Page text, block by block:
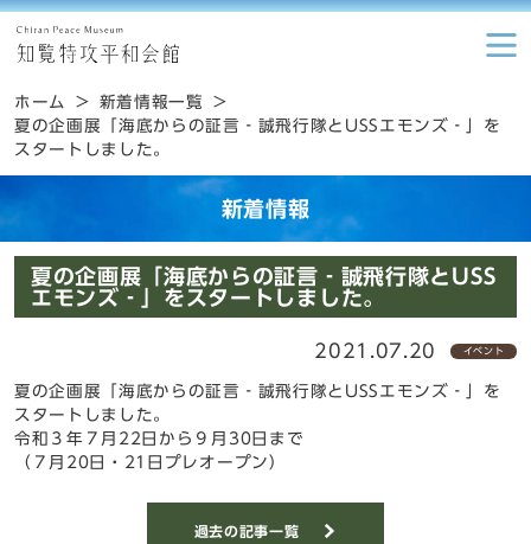
ホーム
新着情報一覧
夏の企画展「海底からの証言‐誠飛行隊とUSSエモンズ‐」を
スタートしました。
新着情報
夏の企画展「海底からの証言‐誠飛行隊とUSS
エモンズ‐」をスタートしました。
2021.07.20 イベント
夏の企画展「海底からの証言‐誠飛行隊とUSSエモンズ‐」を
スタートしました。
令和３年７月22日から９月30日まで
（７月20日・21日プレオープン）
過去の記事一覧